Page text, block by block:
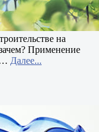
на
Применение
Далее...